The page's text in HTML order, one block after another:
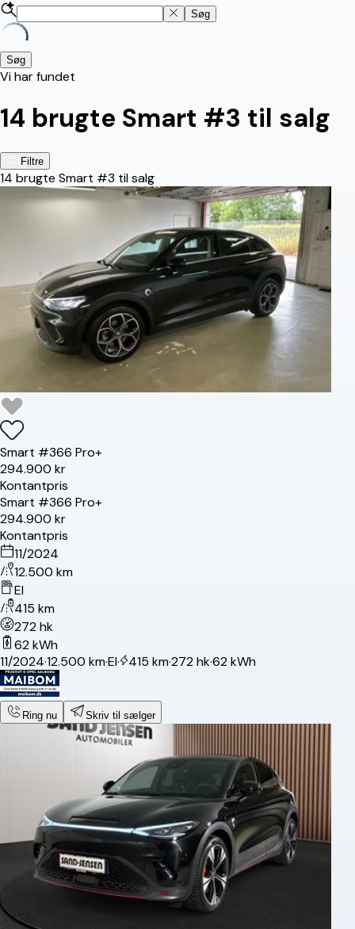
Søg
Søg
Vi har fundet
14 brugte Smart #3 til salg
Filtre
14 brugte Smart #3 til salg
Smart #366 Pro+
294.900 kr
Kontantpris
Smart #366 Pro+
294.900 kr
Kontantpris
11/2024
12.500 km
El
415 km
272 hk
62 kWh
11/2024·12.500 km·El· 415 km·272 hk·62 kWh
Ring nu Skriv til sælger